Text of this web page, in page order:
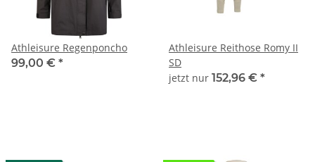
Athleisure Regenponcho
99,00 € *
Athleisure Reithose Romy II
SD
jetzt nur 152,96 € *